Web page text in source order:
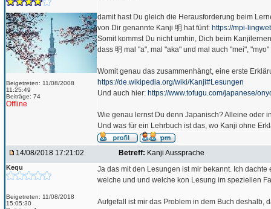
Beigetreten: 11/08/2008
11:25:49
Beiträge: 74
Offline
damit hast Du gleich die Herausforderung beim
von Dir genannte Kanji 明 hat fünf: https://mpi-
Somit kommst Du nicht umhin, Dich beim
dass 明 mal "a", mal "aka" und mal auch "mei",
Womit genau das zusammenhängt, eine erste
https://de.wikipedia.org/wiki/Kanji#Lesungen
Und auch hier: https://www.tofugu.com/japanese/
Wie genau lernst Du denn Japanisch? Alleine oder
Und was für ein Lehrbuch ist das, wo Kanji ohne
14/08/2018 17:21:02 Betreff: Kanji Aussprache
Kequ
Beigetreten: 11/08/2018
15:05:30
Ja das mit den Lesungen ist mir bekannt. Ich
welche und und welche kon Lesung im speziellen
Aufgefall ist mir das Problem in dem Buch deshalb,